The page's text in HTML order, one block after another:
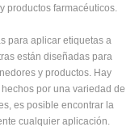
productos farmacéuticos.
para aplicar etiquetas a
están diseñadas para
y productos. Hay
por una variedad de
es posible encontrar la
cualquier aplicación.